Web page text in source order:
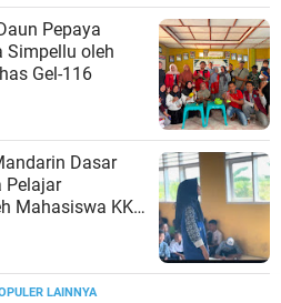
Pepaya
Simpellu oleh
Gel-116
Dasar
Pelajar
Mahasiswa KKN
LAINNYA